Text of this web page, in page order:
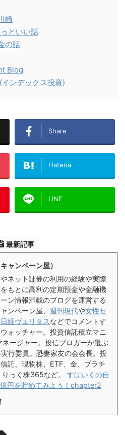
崎
といい話
の話
Blog
ンデックス投資)
Share
Hatena
LINE
最新記事
ャンペーン屋）
ネット証券の利用の経験や実際
もとに高利の定期預金や金融機
ン情報満載のブログを運営する
ンペーン屋、 週刊現代や女性セ
日経ヴェリタスなどでコメントす
ォッチャー。投資信託積立マニ
ネージャー。投信ブロガーが選ぶ
行委員。恐妻家友の会会長。投
託、現物株、ETF、金、プラチ
りっく株365など。 すぱいくの自
円を貯めてみよう！chapter2